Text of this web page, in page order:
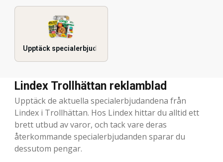
Upptäck specialerbjudanden
Lindex Trollhättan reklamblad
Upptäck de aktuella specialerbjudandena från
Lindex i Trollhättan. Hos Lindex hittar du alltid ett
brett utbud av varor, och tack vare deras
återkommande specialerbjudanden sparar du
dessutom pengar.